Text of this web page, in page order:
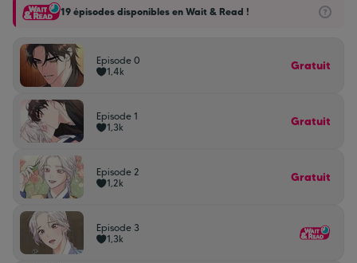
19 épisodes disponibles en Wait & Read !
Episode 0
1,4k
Gratuit
Episode 1
1,3k
Gratuit
Episode 2
1,2k
Gratuit
Episode 3
1,3k